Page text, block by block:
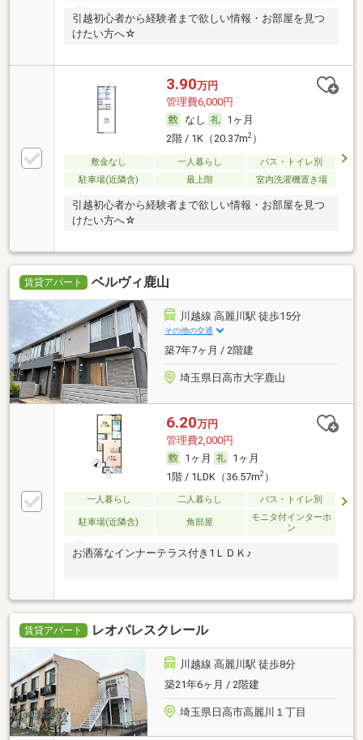
引越初心者から経験者まで欲しい情報・お部屋を見つ
けたい方へ☆
3.90万円
管理費6,000円
なし
1ヶ月
2階 / 1K（20.37m2）
敷金なし 一人暮らし
バス・トイレ別
駐車場(近隣含)
最上階 室内洗濯機置き場
引越初心者から経験者まで欲しい情報・お部屋を見つ
けたい方へ☆
賃貸アパート ベルヴィ鹿山
川越線 高麗川駅 徒歩15分
その他の交通
築7年7ヶ月 / 2階建
埼玉県日高市大字鹿山
6.20万円
管理費2,000円
1ヶ月
1ヶ月
1階 / 1LDK（36.57m2）
一人暮らし 二人暮らし バス・トイレ別
駐車場(近隣含) 角部屋
モニタ付インターホ
ン
お洒落なインナーテラス付き1ＬＤＫ♪
賃貸アパート レオパレスクレール
川越線 高麗川駅 徒歩8分
築21年6ヶ月 / 2階建
埼玉県日高市高麗川１丁目